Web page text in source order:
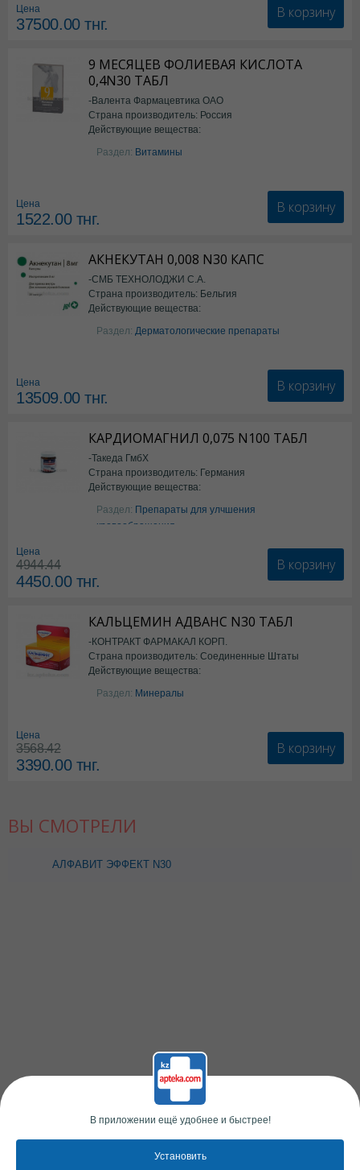
Цена
37500.00тнг.
В корзину
9 МЕСЯЦЕВ ФОЛИЕВАЯ КИСЛОТА
0,4N30 ТАБЛ
-Валента Фармацевтика ОАО
Страна производитель: Россия
Действующие вещества:
фолиевая кислота
Раздел: Витамины
Цена
1522.00тнг.
В корзину
АКНЕКУТАН 0,008 N30 КАПС
-СМБ ТЕХНОЛОДЖИ С.А.
Страна производитель: Бельгия
Действующие вещества:
Изотретиноин
Раздел: Дерматологические препараты
Цена
13509.00тнг.
В корзину
КАРДИОМАГНИЛ 0,075 N100 ТАБЛ
-Такеда ГмбХ
Страна производитель: Германия
Действующие вещества:
ацетилсалициловая кислота
Раздел: Препараты для улчшения
кровообращения
Цена
4944.44
4450.00тнг.
В корзину
КАЛЬЦЕМИН АДВАНС N30 ТАБЛ
-КОНТРАКТ ФАРМАКАЛ КОРП.
Страна производитель: Соединенные Штаты
Америки
Действующие вещества:
Колекальциферол+Кальция
карбонат
Раздел: Минералы
Цена
3568.42
3390.00тнг.
В корзину
ВЫ СМОТРЕЛИ
АЛФАВИТ ЭФФЕКТ N30
В приложении ещё удобнее и быстрее!
Установить